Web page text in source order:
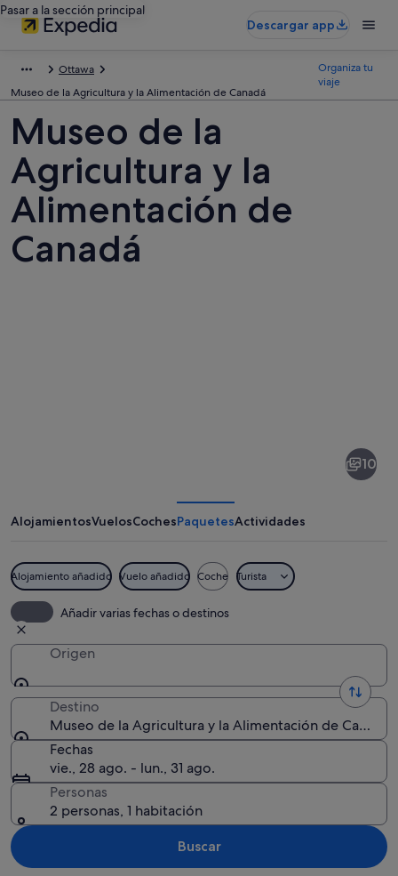
Pasar a la sección principal
Descargar app
Ottawa
Museo de la Agricultura y la Alimentación de Canadá
Organiza tu
viaje
Museo de la
Agricultura y la
Alimentación de
Canadá
Agricultura
la
Alimentación
de
Canadá
10
AlojamientosVuelosCochesPaquetesActividades
Alojamiento añadido Vuelo añadido Coche Turista
Añadir varias fechas o destinos
Origen
Destino
Museo de la Agricultura y la Alimentación de
Fechas
vie., 28 ago. - lun., 31 ago.
Personas
2 personas, 1 habitación
Buscar